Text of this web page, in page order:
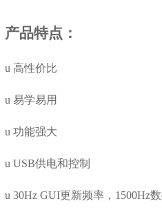
产品特点：
u 高性价比
u 易学易用
u 功能强大
u USB供电和控制
u 30Hz GUI更新频率，1500Hz